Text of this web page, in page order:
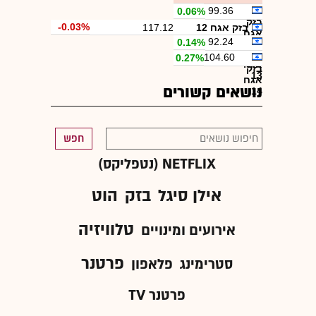
בזק
בזק
אגח
11
99.36
0.06%
בזק אגח 12
117.12
-0.03%
בזק
אגח
13
92.24
0.14%
בזק
אגח
14
104.60
0.27%
נושאים קשורים
חפש
NETFLIX (נטפליקס)
אילן סיגל בזק הוט
אירועים ומינויים טלוויזיה
סטרימינג פלאפון פרטנר
פרטנר TV